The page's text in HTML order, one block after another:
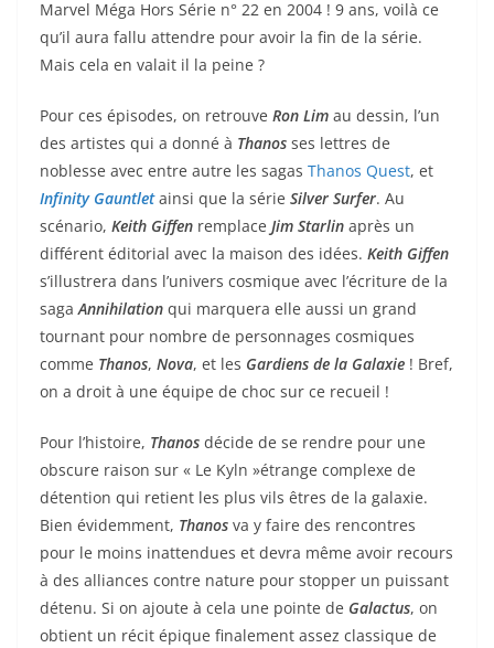
Marvel Méga Hors Série n° 22 en 2004 ! 9 ans, voilà ce
qu’il aura fallu attendre pour avoir la fin de la série.
Mais cela en valait il la peine ?
Pour ces épisodes, on retrouve Ron Lim au dessin, l’un
des artistes qui a donné à Thanos ses lettres de
noblesse avec entre autre les sagas Thanos Quest, et
Infinity Gauntletainsi que la série Silver Surfer. Au
scénario, Keith Giffen remplace Jim Starlin après un
différent éditorial avec la maison des idées. Keith Giffen
s’illustrera dans l’univers cosmique avec l’écriture de la
sagaAnnihilation qui marquera elle aussi un grand
tournant pour nombre de personnages cosmiques
comme Thanos, Nova, et les Gardiens de la Galaxie ! Bref,
on a droit à une équipe de choc sur ce recueil !
Pour l’histoire, Thanos décide de se rendre pour une
obscure raison sur « Le Kyln »étrange complexe de
détention qui retient les plus vils êtres de la galaxie.
Bien évidemment, Thanos va y faire des rencontres
pour le moins inattendues et devra même avoir recours
à des alliances contre nature pour stopper un puissant
détenu. Si on ajoute à cela une pointe de Galactus, on
obtient un récit épique finalement assez classique de